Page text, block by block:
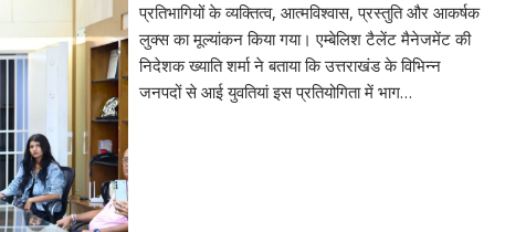
प्रतिभागियों के व्यक्तित्व, आत्मविश्वास, प्रस्तुति और आकर्षक
लुक्स का मूल्यांकन किया गया। एम्बेलिश टैलेंट मैनेजमेंट की
निदेशक ख्याति शर्मा ने बताया कि उत्तराखंड के विभिन्न
जनपदों से आई युवतियां इस प्रतियोगिता में भाग…